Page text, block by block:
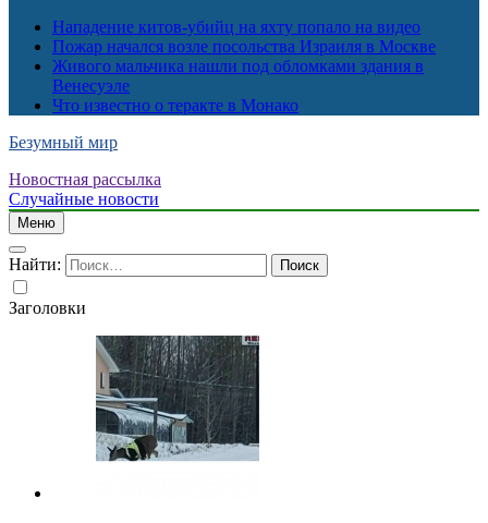
Нападение китов-убийц на яхту попало на видео
Пожар начался возле посольства Израиля в Москве
Живого мальчика нашли под обломками здания в
Венесуэле
Что известно о теракте в Монако
Безумный мир
Новостная рассылка
Случайные новости
Меню
Найти:
Заголовки